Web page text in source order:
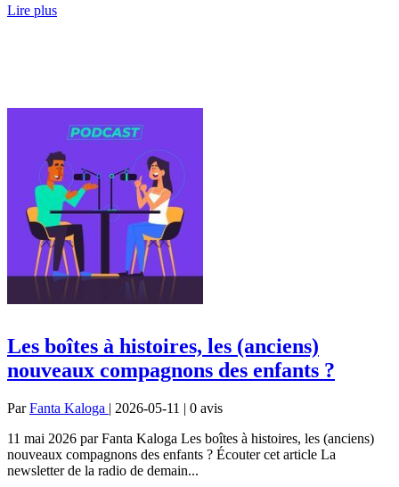
Lire plus
Les boîtes à histoires, les (anciens)
nouveaux compagnons des enfants ?
ParFanta Kaloga | 2026-05-11 | 0 avis
11 mai 2026 par Fanta Kaloga Les boîtes à histoires, les (anciens)
nouveaux compagnons des enfants ? Écouter cet article La
newsletter de la radio de demain...